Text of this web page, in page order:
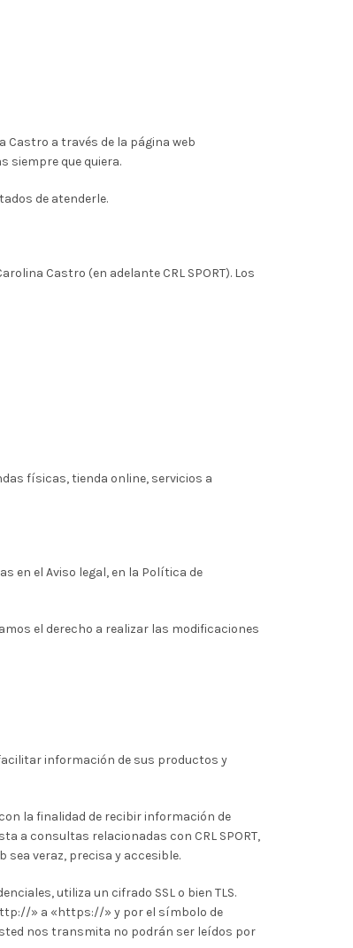
a través de la página web
siempre que quiera.
de atenderle.
Castro (en adelante CRL SPORT). Los
físicas, tienda online, servicios a
en el Aviso legal, en la Política de
el derecho a realizar las modificaciones
información de sus productos y
la finalidad de recibir información de
a consultas relacionadas con CRL SPORT,
sea veraz, precisa y accesible.
utiliza un cifrado SSL o bien TLS.
» a «https://» y por el símbolo de
nos transmita no podrán ser leídos por